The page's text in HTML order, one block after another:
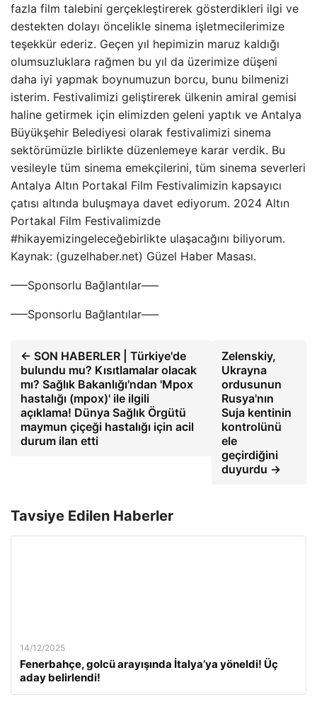
fazla film talebini gerçekleştirerek gösterdikleri ilgi ve
destekten dolayı öncelikle sinema işletmecilerimize
teşekkür ederiz. Geçen yıl hepimizin maruz kaldığı
olumsuzluklara rağmen bu yıl da üzerimize düşeni
daha iyi yapmak boynumuzun borcu, bunu bilmenizi
isterim. Festivalimizi geliştirerek ülkenin amiral gemisi
haline getirmek için elimizden geleni yaptık ve Antalya
Büyükşehir Belediyesi olarak festivalimizi sinema
sektörümüzle birlikte düzenlemeye karar verdik. Bu
vesileyle tüm sinema emekçilerini, tüm sinema severleri
Antalya Altın Portakal Film Festivalimizin kapsayıcı
çatısı altında buluşmaya davet ediyorum. 2024 Altın
Portakal Film Festivalimizde
#hikayemizingeleceğebirlikte ulaşacağını biliyorum.
Kaynak: (guzelhaber.net) Güzel Haber Masası.
—–Sponsorlu Bağlantılar—–
—–Sponsorlu Bağlantılar—–
← SON HABERLER | Türkiye'de
bulundu mu? Kısıtlamalar olacak
mı? Sağlık Bakanlığı'ndan 'Mpox
hastalığı (mpox)' ile ilgili
açıklama! Dünya Sağlık Örgütü
maymun çiçeği hastalığı için acil
durum ilan etti
Zelenskiy,
Ukrayna
ordusunun
Rusya'nın
Suja kentinin
kontrolünü
ele
geçirdiğini
duyurdu →
Tavsiye Edilen Haberler
14/12/2025
Fenerbahçe, golcü arayışında İtalya’ya yöneldi! Üç
aday belirlendi!